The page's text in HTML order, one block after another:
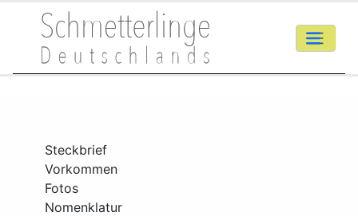
Steckbrief
Vorkommen
Fotos
Nomenklatur